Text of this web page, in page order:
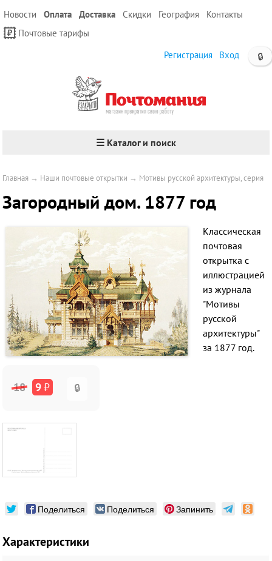
Новости Оплата Доставка Скидки География
Контакты
Почтовые тарифы
🔒
Регистрация Вход
☰ Каталог и поиск
Главная → Наши почтовые открытки → Мотивы русской архитектуры, серия
Загородный дом. 1877 год
Классическая
почтовая
открытка с
иллюстрацией
из журнала
"Мотивы
русской
архитектуры"
за 1877 год.
18 9₽ 🔒
Поделиться Поделиться Запинить
Характеристики